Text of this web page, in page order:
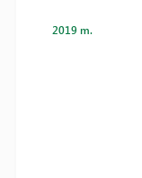
2019 m.